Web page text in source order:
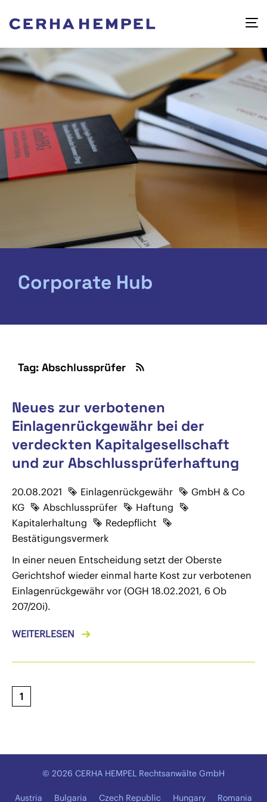
Corporate Hub
Tag: Abschlussprüfer
Neues zur verbotenen
Einlagenrückgewähr bei der
verdeckten Kapitalgesellschaft
und zur Abschlussprüferhaftung
20.08.2021 Einlagenrückgewähr
GmbH & Co
KG
Abschlussprüfer
Haftung
Kapitalerhaltung
Redepflicht
Bestätigungsvermerk
In einer neuen Entscheidung setzt der Oberste
Gerichtshof wieder einmal harte Kost zur verbotenen
Einlagenrückgewähr vor (OGH 18.02.2021, 6 Ob
207/20i).
WEITERLESEN
1
© 2026 CERHA HEMPEL Rechtsanwälte GmbH
Austria Bulgaria Czech Republic Hungary Romania